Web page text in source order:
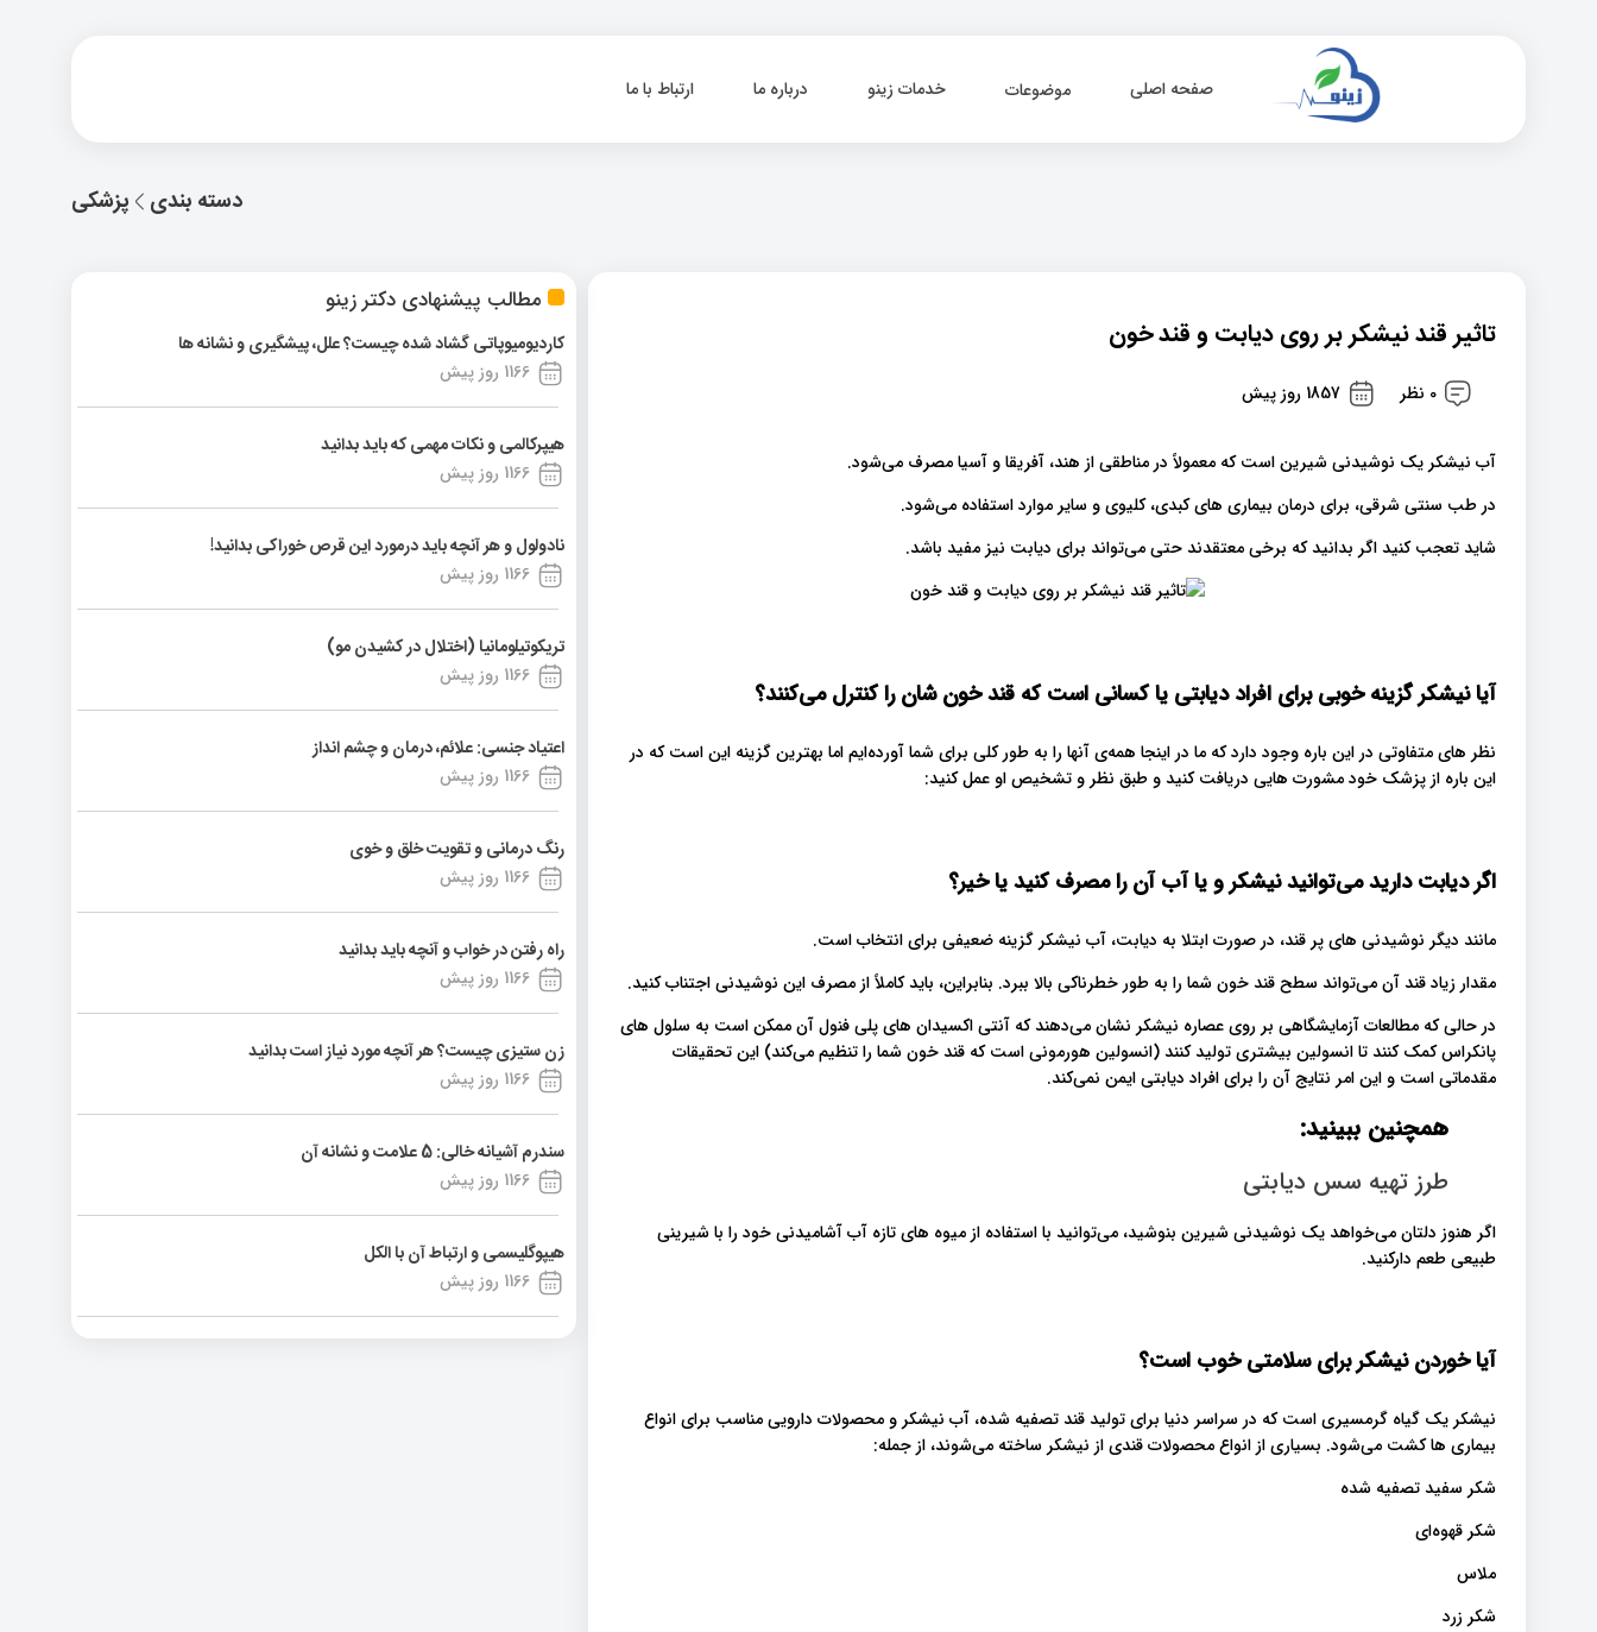
صفحه اصلی موضوعات خدمات زینو درباره ما ارتباط با ما
پزشکی دسته بندی
مطالب پیشنهادی دکتر زینو
کاردیومیوپاتی گشاد شده چیست؟ علل، پیشگیری و نشانه ها
1166 روز پیش
هیپرکالمی و نکات مهمی که باید بدانید
1166 روز پیش
نادولول و هر آنچه باید درمورد این قرص خوراکی بدانید!
1166 روز پیش
تریکوتیلومانیا (اختلال در کشیدن مو)
1166 روز پیش
اعتیاد جنسی: علائم، درمان و چشم انداز
1166 روز پیش
رنگ درمانی و تقویت خلق و خوی
1166 روز پیش
راه رفتن در خواب و آنچه باید بدانید
1166 روز پیش
زن ستیزی چیست؟ هر آنچه مورد نیاز است بدانید
1166 روز پیش
سندرم آشیانه خالی: 5 علامت و نشانه آن
1166 روز پیش
هیپوگلیسمی و ارتباط آن با الکل
1166 روز پیش
تاثیر قند نیشکر بر روی دیابت و قند خون
0 نظر 1857 روز پیش
آب نیشکر یک نوشیدنی شیرین است که معمولاً در مناطقی از هند، آفریقا و آسیا مصرف می‌شود.
در طب سنتی شرقی، برای درمان بیماری های کبدی، کلیوی و سایر موارد استفاده می‌شود.
شاید تعجب کنید اگر بدانید که برخی معتقدند حتی می‌تواند برای دیابت نیز مفید باشد.
آیا نیشکر گزینه خوبی برای افراد دیابتی یا کسانی است که قند خون شان را کنترل می‌کنند؟
نظر های متفاوتی در این باره وجود دارد که ما در اینجا همه‌ی آنها را به طور کلی برای شما آورده‌ایم اما بهترین گزینه این است که در
این باره از پزشک خود مشورت هایی دریافت کنید و طبق نظر و تشخیص او عمل کنید:
اگر دیابت دارید می‌توانید نیشکر و یا آب آن را مصرف کنید یا خیر؟
مانند دیگر نوشیدنی های پر قند، در صورت ابتلا به دیابت، آب نیشکر گزینه ضعیفی برای انتخاب است.
مقدار زیاد قند آن می‌تواند سطح قند خون شما را به طور خطرناکی بالا ببرد. بنابراین، باید کاملاً از مصرف این نوشیدنی اجتناب کنید.
در حالی که مطالعات آزمایشگاهی بر روی عصاره نیشکر نشان می‌دهند که آنتی اکسیدان های پلی فنول آن ممکن است به سلول های
پانکراس کمک کنند تا انسولین بیشتری تولید کنند (انسولین هورمونی است که قند خون شما را تنظیم می‌کند) این تحقیقات
مقدماتی است و این امر نتایج آن را برای افراد دیابتی ایمن نمی‌کند.
همچنین ببینید:
طرز تهیه سس دیابتی
اگر هنوز دلتان می‌خواهد یک نوشیدنی شیرین بنوشید، می‌توانید با استفاده از میوه های تازه آب آشامیدنی خود را با شیرینی
طبیعی طعم دارکنید.
آیا خوردن نیشکر برای سلامتی خوب است؟
نیشکر یک گیاه گرمسیری است که در سراسر دنیا برای تولید قند تصفیه شده، آب نیشکر و محصولات دارویی مناسب برای انواع
بیماری ها کشت می‌شود. بسیاری از انواع محصولات قندی از نیشکر ساخته می‌شوند، از جمله:
شکر سفید تصفیه شده
شکر قهوه‌ای
ملاس
شکر زرد